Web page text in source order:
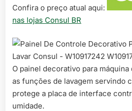
Confira o preço atual aqui:
nas lojas Consul BR
O painel decorativo para
as funções de lavagem servindo
protege a placa de interface
umidade.